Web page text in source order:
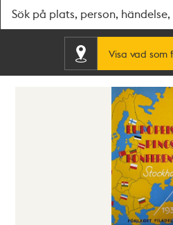
Visa vad som